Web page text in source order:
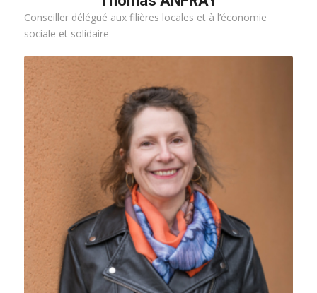
Conseiller délégué aux filières locales et à l’économie
sociale et solidaire